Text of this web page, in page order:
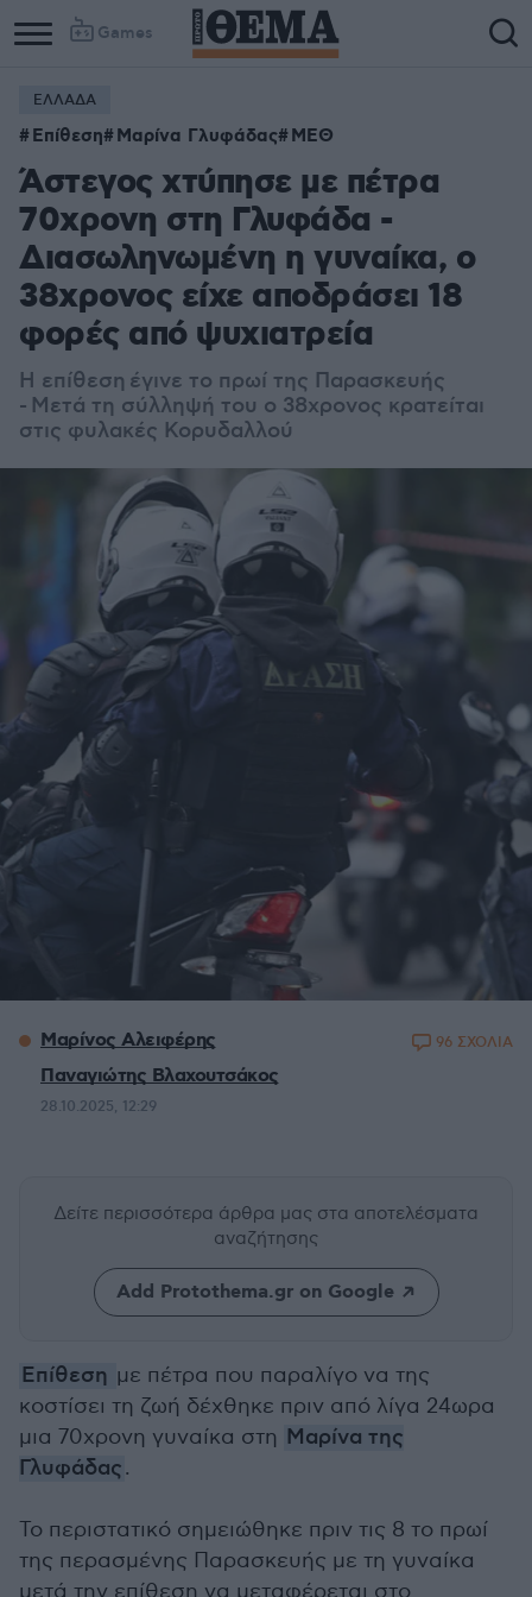
Games
Column
1
Column
2
ΕΛΛΑΔΑ
Επίθεση Μαρίνα Γλυφάδας ΜΕΘ
Άστεγος χτύπησε με πέτρα
70χρονη στη Γλυφάδα -
Διασωληνωμένη η γυναίκα, ο
38χρονος είχε αποδράσει 18
φορές από ψυχιατρεία
Η επίθεση έγινε το πρωί της Παρασκευής
- Μετά τη σύλληψή του ο 38χρονος κρατείται
στις φυλακές Κορυδαλλού
Μαρίνος Αλειφέρης
Παναγιώτης Βλαχουτσάκος
28.10.2025, 12:29
96 ΣΧΟΛΙΑ
Δείτε περισσότερα άρθρα μας στα αποτελέσματα
αναζήτησης
Add Protothema.gr on Google
Επίθεση με πέτρα που παραλίγο να της
κοστίσει τη ζωή δέχθηκε πριν από λίγα 24ωρα
μια 70χρονη γυναίκα στη Μαρίνα της
Γλυφάδας.
Το περιστατικό σημειώθηκε πριν τις 8 το πρωί
της περασμένης Παρασκευής με τη γυναίκα
μετά την επίθεση να μεταφέρεται στο